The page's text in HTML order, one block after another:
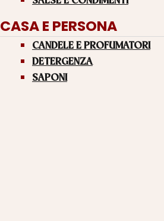
CASA E PERSONA
CANDELE E PROFUMATORI
DETERGENZA
SAPONI